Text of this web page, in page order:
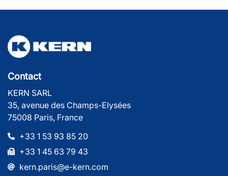
Contact
KERN SARL
35, avenue des Champs-Elysées
75008 Paris, France
+33 1 53 93 85 20
+33 1 45 63 79 43
kern.paris@e-kern.com